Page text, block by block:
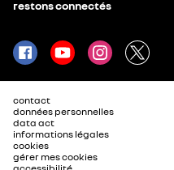
restons connectés
contact
données personnelles
data act
informations légales
cookies
gérer mes cookies